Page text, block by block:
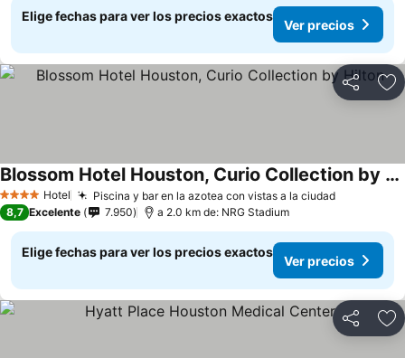
Elige fechas para ver los precios exactos
Ver precios
Compartir
4 EstrellasHotel Piscina y bar en la azotea con vistas a la ciudadVer
Blossom Hotel Houston, Curio Collection by Hilton
Ver precios
8,7 Excelente 7.950 a 2.0 km de: NRG Stadium
Elige fechas para ver los precios exactos
Ver precios
Compartir